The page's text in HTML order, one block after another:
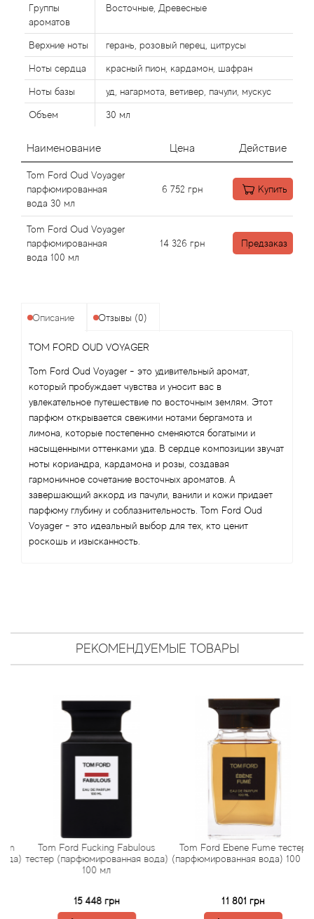
Группы
ароматов
Восточные, Древесные
Верхние ноты герань, розовый перец, цитрусы
Ноты сердца красный пион, кардамон, шафран
Ноты базы уд, нагармота, ветивер, пачули, мускус
Объем 30 мл
Наименование Цена Действие
Tom Ford Oud Voyager
парфюмированная
вода 30 мл
6 752 грн Купить
Tom Ford Oud Voyager
парфюмированная
вода 100 мл
14 326 грн Предзаказ
Описание Отзывы (0)
TOM FORD OUD VOYAGER
Tom Ford Oud Voyager - это удивительный аромат,
который пробуждает чувства и уносит вас в
увлекательное путешествие по восточным землям. Этот
парфюм открывается свежими нотами бергамота и
лимона, которые постепенно сменяются богатыми и
насыщенными оттенками уда. В сердце композиции звучат
ноты кориандра, кардамона и розы, создавая
гармоничное сочетание восточных ароматов. А
завершающий аккорд из пачули, ванили и кожи придает
парфюму глубину и соблазнительность. Tom Ford Oud
Voyager - это идеальный выбор для тех, кто ценит
роскошь и изысканность.
РЕКОМЕНДУЕМЫЕ ТОВАРЫ
Tom Ford Fucking Fabulous
тестер (парфюмированная вода)
100 мл
15 448 грн
Tom Ford Ebene Fume тестер
(парфюмированная вода) 100 мл
11 801 грн
Alexandre J
Alfred Dunhill
Alyson Oldoini
Alyssa Ashley
American Crew
Amouage
Amouroud
Andre L'Arom
Annayake
Anne Fontaine
Annick Goutal
Antonia's Flowers
Antonio Banderas
Ariana Grande
Armand Basi